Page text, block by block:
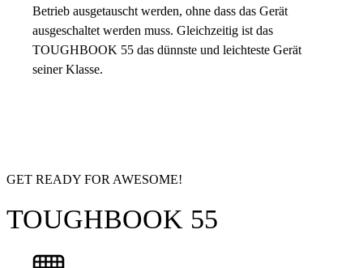
Betrieb ausgetauscht werden, ohne dass das Gerät
ausgeschaltet werden muss. Gleichzeitig ist das
TOUGHBOOK 55 das dünnste und leichteste Gerät
seiner Klasse.
GET READY FOR AWESOME!
TOUGHBOOK 55